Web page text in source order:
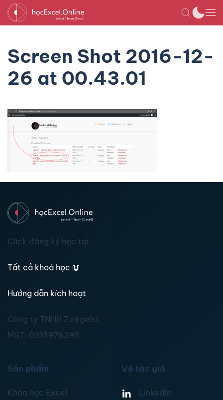
Screen Shot 2016-12-
26 at 00.43.01
Click đăng ký học tại:
Tất cả khoá học 📖
Hướng dẫn kích hoạt
Công ty TNHH Zeitgeist
MST: 0315976395
Sản phẩm
Khóa học Excel
Về tác giả
Linkedin